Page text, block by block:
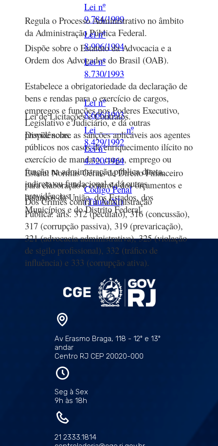
Lei nº
9.784/1999
Regula o Processo Administrativo no âmbito
da Administração Pública Federal.
Lei nº
8.906/1994
Dispõe sobre o Estatuto da Advocacia e a
Ordem dos Advogados do Brasil (OAB).
Lei nº
8.730/1993
Estabelece a obrigatoriedade da declaração de
bens e rendas para o exercício de cargos,
empregos e funções nos Poderes Executivo,
Legislativo e Judiciário, e dá outras
providências.
Lei nº
8.666/1993
Lei de Licitações e Contratos.
Lei nº
8.429/1992
Dispõe sobre as sanções aplicáveis aos agentes
públicos nos casos de enriquecimento ilícito no
exercício de mandato, cargo, emprego ou
função na administração pública direta,
indireta ou fundacional e dá outras
providências.
Lei n°
4.320/1964
Estatui Normas Gerais de Direito Financeiro
para elaboração e controle dos orçamentos e
balanços da União, dos Estados, dos
Municípios e do Distrito Federal.
Código Penal
(Título XI)
Dos Crimes contra a Administração
Pública: arts. 312 (peculato), 316 (concussão),
317 (corrupção passiva), 319 (prevaricação),
321 (advocacia administrativa), 325 (violação
de sigilo profissional), 332 (tráfico de
influência) e 333 (corrupção ativa).
Av Erasmo Braga, 118 - 12º e 13º
andar
Centro RJ CEP 20020-000
Seg à Sex
9h às 18h
21 2333.1814